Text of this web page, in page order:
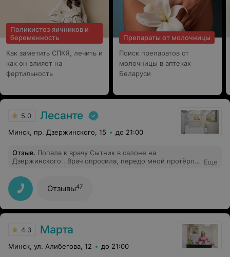
Поликистоз яичников и
беременность
Как заметить СПКЯ, лечить и
как он влияет на
фертильность
Препараты от молочницы
Поиск препаратов от
молочницы в аптеках
Беларуси
5.0 Лесанте
Минск, пр. Дзержинского, 15 до 21:00
Отзыв. Попала к врачу Сытник в салоне на
Дзержинского . Врач опросила, передо мной протёрла
рассказывала о том, что будет после с кожей,
возможные реакции. Всё понравилось, салон внутри
очень красивый, персонал вежливый, дали памятку по
уходу за зонами после процедур. На входе антисептик,
бахилы,шкаф. Просили прийти в своей маске. P.S.
заболевания, связанные с сердцем , то врач просит
заключение кардиолога и, желательно, кардиограмму.
Так как это противопоказание на самом деле к
процедуре, надо знать нюансы, можно ли делать и т.д..
Еще
Отзывы47
4.3 Марта
Минск, ул. Алибегова, 12 до 21:00